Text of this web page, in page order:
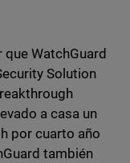
WatchGuard
Solution
a casa un
por cuarto año
también